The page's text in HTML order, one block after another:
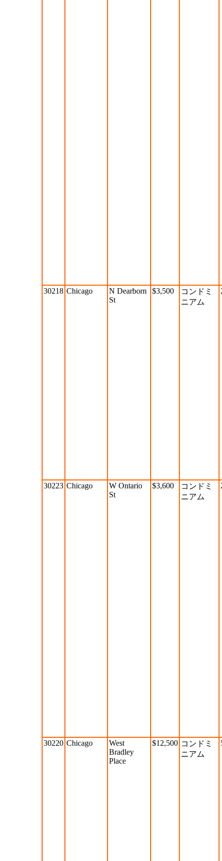
30218 Chicago
N Dearborn
St
$3,500
コンドミ
ニアム
30223 Chicago
W Ontario
St
$3,600
コンドミ
ニアム
30220 Chicago
West
Bradley
Place
$12,500 コンドミ
ニアム